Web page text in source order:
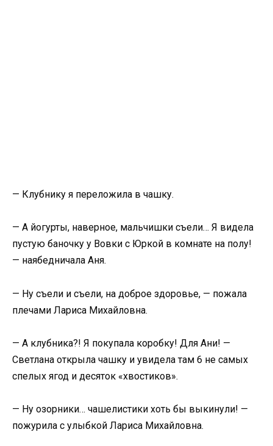
— Клубнику я переложила в чашку.
— А йогурты, наверное, мальчишки съели… Я видела
пустую баночку у Вовки с Юркой в комнате на полу!
— наябедничала Аня.
— Ну съели и съели, на доброе здоровье, — пожала
плечами Лариса Михайловна.
— А клубника?! Я покупала коробку! Для Ани! —
Светлана открыла чашку и увидела там 6 не самых
спелых ягод и десяток «хвостиков».
— Ну озорники… чашелистики хоть бы выкинули! —
пожурила с улыбкой Лариса Михайловна.